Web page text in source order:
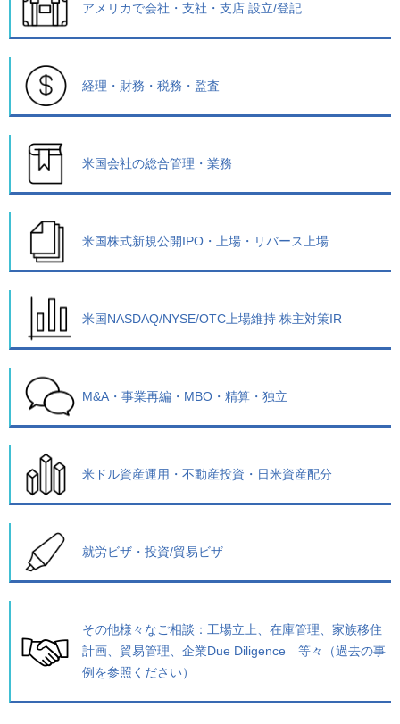
アメリカで会社・支社・支店 設立/登記
経理・財務・税務・監査
米国会社の総合管理・業務
米国株式新規公開IPO・上場・リバース上場
米国NASDAQ/NYSE/OTC上場維持 株主対策IR
M&A・事業再編・MBO・精算・独立
米ドル資産運用・不動産投資・日米資産配分
就労ビザ・投資/貿易ビザ
その他様々なご相談： 工場立上、在庫管理、家族移住
計画、貿易管理、企業Due Diligence 等々（過去の事
例を参照ください）